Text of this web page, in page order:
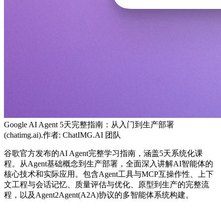
Google AI Agent 5天完整指南：从入门到生产部署
(chatimg.ai).作者: ChatIMG.AI 团队
谷歌官方发布的AI Agent完整学习指南，涵盖5天系统化课
程。从Agent基础概念到生产部署，全面深入讲解AI智能体的
核心技术和实际应用。包含Agent工具与MCP互操作性、上下
文工程与会话记忆、质量评估与优化、原型到生产的完整流
程，以及Agent2Agent(A2A)协议的多智能体系统构建。